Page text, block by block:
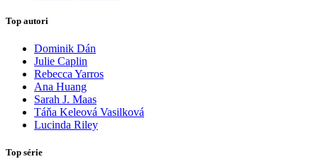
Top autori
Dominik Dán
Julie Caplin
Rebecca Yarros
Ana Huang
Sarah J. Maas
Táňa Keleová Vasilková
Lucinda Riley
Top série